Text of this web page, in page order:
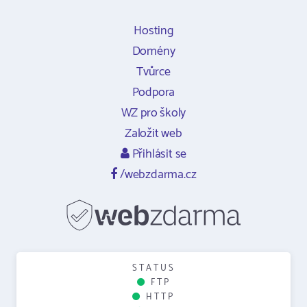
Hosting
Domény
Tvůrce
Podpora
WZ pro školy
Založit web
Přihlásit se
/webzdarma.cz
STATUS
FTP
HTTP